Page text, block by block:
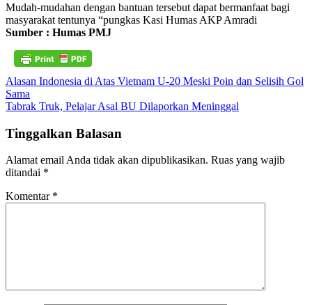
Mudah-mudahan dengan bantuan tersebut dapat bermanfaat bagi
masyarakat tentunya “pungkas Kasi Humas AKP Amradi
Sumber : Humas PMJ
Navigasi
pos
Alasan Indonesia di Atas Vietnam U-20 Meski Poin dan Selisih Gol
Sama
Tabrak Truk, Pelajar Asal BU Dilaporkan Meninggal
Tinggalkan Balasan
Alamat email Anda tidak akan dipublikasikan. Ruas yang wajib
ditandai *
Komentar *